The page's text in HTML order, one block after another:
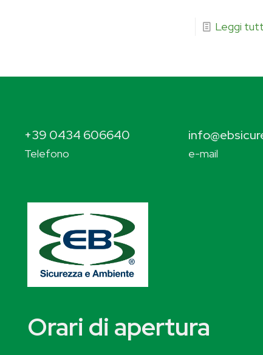
Leggi
+39 0434 606640
Telefono e-mail
Orari di apertura